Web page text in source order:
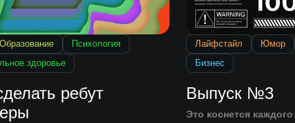
Образование
Психология
здоровье
ребут
Лайфстайл Юмор
Бизнес
Выпуск №3
Это коснется каждого